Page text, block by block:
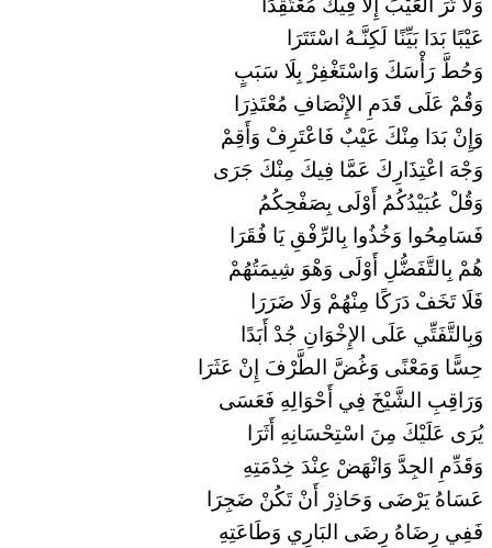
وَلَا تَرَ العَيْبَ إِلَّا فِيكَ مُعْتَقِدًا
عَيْبًا بَدَا بَيِّنًا لَكِنَّـهُ اسْتَتَرَا
وَحُطَّ رَأْسَكَ وَاسْتَغْفِرْ بِلَا سَبَبٍ
وَقُمْ عَلَى قَدَمِ الإِنْصَافِ مُعْتَذِرَا
وَإِنْ بَدَا مِنْكَ عَيْبٌ فَاعْتَرِفْ وَأَقِمْ
وَجْهَ اعْتِذَارِكَ عَمَّا فِيكَ مِنْكَ جَرَى
وَقُلْ عُبَيْدُكُمُ أَوْلَى بِصَفْحِكُمُ
فَسَامِحُوا وَخُذُوا بِالرِّفْقِ يَا فُقَرَا
هُمْ بِالتَّفَضُّلِ أَوْلَى وَهْوَ شِيمَتُهُمْ
فَلَا تَخَفْ دَرَكًا مِنْهُمْ وَلَا ضَرَرَا
وَبِالتَّفَتِّي عَلَى الإِخْوَانِ جُدْ أَبَدًا
حِسًّا وَمَعْنًى وَغُضَّ الطَّرْفَ إِنْ عَثَرَا
وَرَاقِبِ الشَّيْخَ فِي أَحْوَالِهِ فَعَسَى
يُرَى عَلَيْكَ مِنَ اسْتِحْسَانِهِ أَثَرَا
وَقَدِّمِ الجِدَّ وَانْهَضْ عِنْدَ خِدْمَتِهِ
عَسَاهُ يَرْضَى وَحَاذِرْ أَنْ تَكُنْ ضَجِرَا
فَفِي رِضَاهُ رِضَى البَارِي وَطَاعَتِهِ